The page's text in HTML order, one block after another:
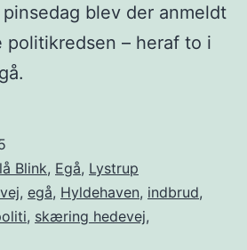
blev der anmeldt
politikredsen – heraf to i
Blink, Egå, Lystrup
, egå, Hyldehaven, indbrud,
, skæring hedevej,